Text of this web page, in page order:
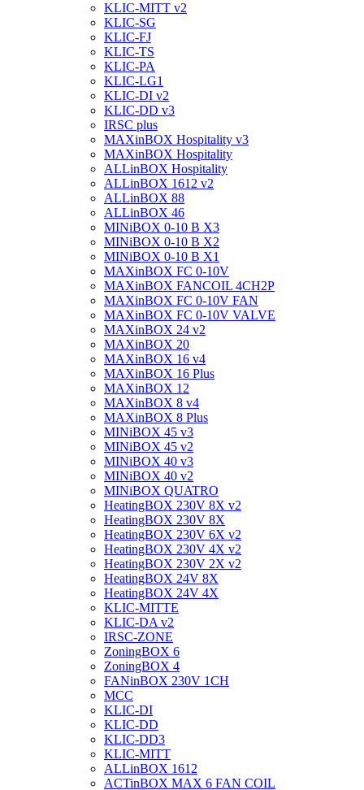
KLIC-MITT v2
KLIC-SG
KLIC-FJ
KLIC-TS
KLIC-PA
KLIC-LG1
KLIC-DI v2
KLIC-DD v3
IRSC plus
MAXinBOX Hospitality v3
MAXinBOX Hospitality
ALLinBOX Hospitality
ALLinBOX 1612 v2
ALLinBOX 88
ALLinBOX 46
MINiBOX 0-10 В X3
MINiBOX 0-10 В X2
MINiBOX 0-10 В X1
MAXinBOX FC 0-10V
MAXinBOX FANCOIL 4CH2P
MAXinBOX FC 0-10V FAN
MAXinBOX FC 0-10V VALVE
MAXinBOX 24 v2
MAXinBOX 20
MAXinBOX 16 v4
MAXinBOX 16 Plus
MAXinBOX 12
MAXinBOX 8 v4
MAXinBOX 8 Plus
MINiBOX 45 v3
MINiBOX 45 v2
MINiBOX 40 v3
MINiBOX 40 v2
MINiBOX QUATRO
HeatingBOX 230V 8X v2
HeatingBOX 230V 8X
HeatingBOX 230V 6X v2
HeatingBOX 230V 4X v2
HeatingBOX 230V 2X v2
HeatingBOX 24V 8X
HeatingBOX 24V 4X
KLIC-MITTE
KLIC-DA v2
IRSC-ZONE
ZoningBOX 6
ZoningBOX 4
FANinBOX 230V 1CH
MCC
KLIC-DI
KLIC-DD
KLIC-DD3
KLIC-MITT
ALLinBOX 1612
ACTinBOX MAX 6 FAN COIL